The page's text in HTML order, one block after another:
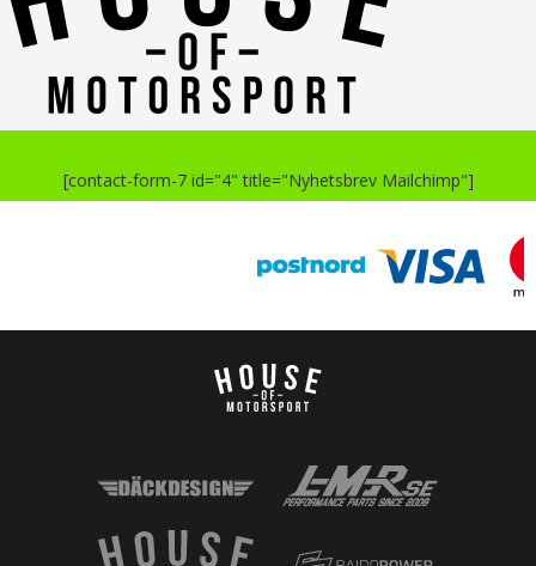
[contact-form-7 id="4" title="Nyhetsbrev Mailchimp"]